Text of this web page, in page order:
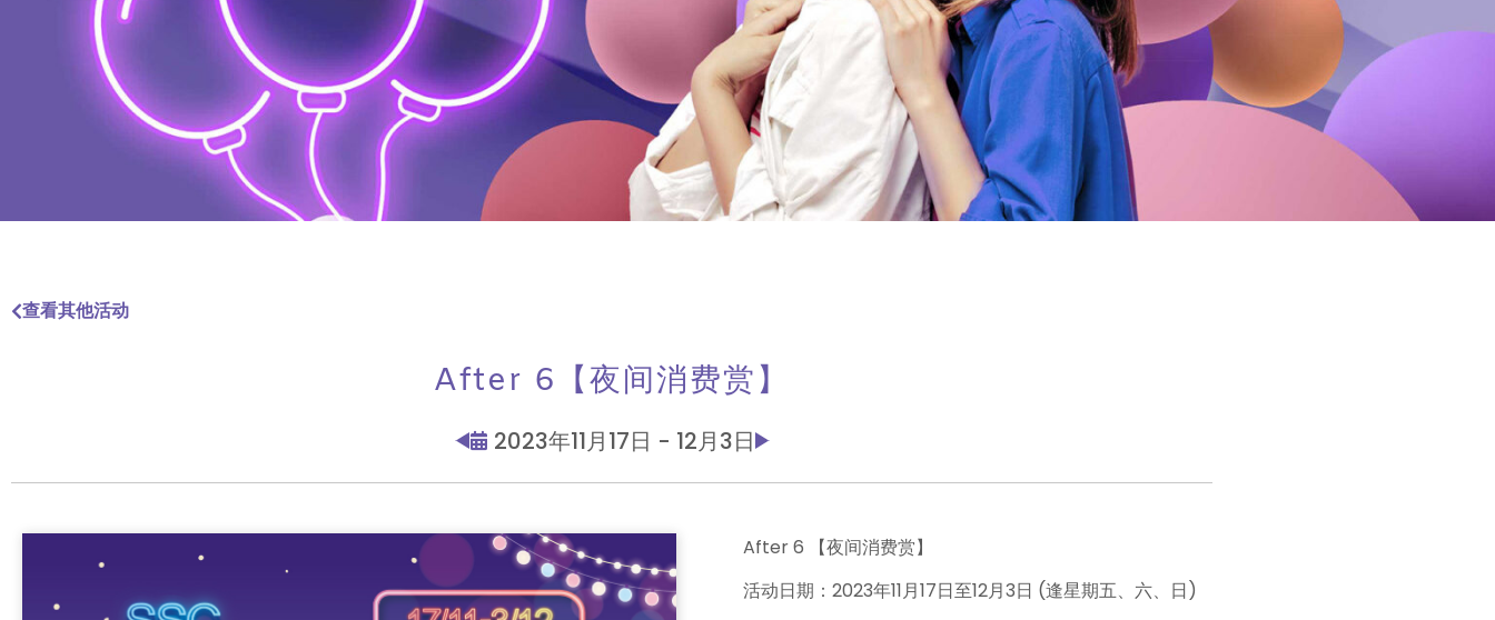
查看其他活动
After 6【夜间消费赏】
2023年11月17日 - 12月3日
After 6
【夜间消费赏】
活动日期：2023年11月17日至12月3日 (逢星期五、六、日)